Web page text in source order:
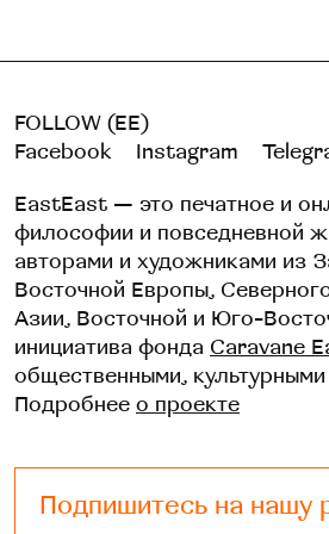
FOLLOW (EE)
Facebook
Instagram
EastEast — это печатное и
философии и повседневной
авторами и художниками из
Восточной Европы,
Азии, Восточной и Юго-
инициатива фонда Caravane
общественными,
Подробнее о проекте
Подпишитесь на нашу